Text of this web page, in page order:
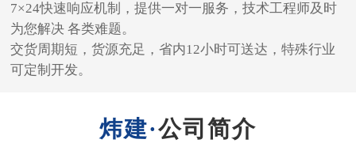
7×24快速响应机制，提供一对一服务，技术工程师及时
为您解决 各类难题。
交货周期短，货源充足，省内12小时可送达，特殊行业
可定制开发。
公司简介